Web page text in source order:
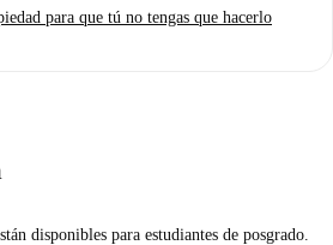
piso ha sido revisado por Spotahome para
le permite disfrutar de lo mejor de Roma
para que tú no tengas que hacerlo
disponibles para estudiantes de posgrado.